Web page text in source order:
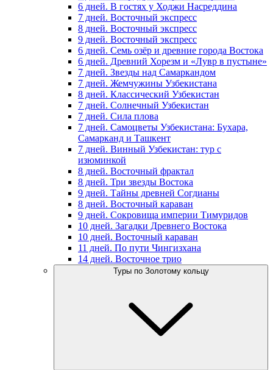
6 дней. В гостях у Ходжи Насреддина
7 дней. Восточный экспресс
8 дней. Восточный экспресс
9 дней. Восточный экспресс
6 дней. Семь озёр и древние города Востока
6 дней. Древний Хорезм и «Лувр в пустыне»
7 дней. Звезды над Самаркандом
7 дней. Жемчужины Узбекистана
8 дней. Классический Узбекистан
7 дней. Солнечный Узбекистан
7 дней. Сила плова
7 дней. Самоцветы Узбекистана: Бухара,
Самарканд и Ташкент
7 дней. Винный Узбекистан: тур с
изюминкой
8 дней. Восточный фрактал
8 дней. Три звезды Востока
9 дней. Тайны древней Согдианы
8 дней. Восточный караван
9 дней. Сокровища империи Тимуридов
10 дней. Загадки Древнего Востока
10 дней. Восточный караван
11 дней. По пути Чингизхана
14 дней. Восточное трио
Туры по Золотому кольцу